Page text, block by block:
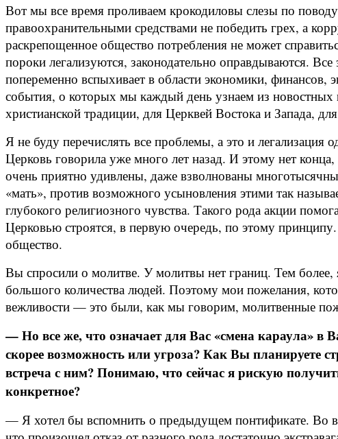
Вот мы все время проливаем крокодиловы слезы по
правоохранительными средствами не победить грех, а
раскрепощенное общество потребления не может
пороки легализуются, законодательно оправдываются.
попеременно вспыхивает в области экономики, финансов,
события, о которых мы каждый день узнаем из новостных
христианской традиции, для Церквей Востока и Запада,
Я не буду перечислять все проблемы, а это и
Церковь говорила уже много лет назад. И этому нет
очень приятно удивлены, даже взволнованы
«мать», против возможного усыновления этими так
глубокого религиозного чувства. Такого рода акции
Церковью строятся, в первую очередь, по этому
общество.
Вы спросили о молитве. У молитвы нет границ. Тем
большого количества людей. Поэтому мои пожелания,
вежливости — это были, как мы говорим, молитвенные
— Но все же, что означает для Вас «смена караула» в
скорее возможность или угроза? Как Вы
встреча с ним? Понимаю, что сейчас я рискую
конкретное?
— Я хотел бы вспомнить о предыдущем понтификате.